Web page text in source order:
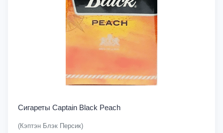
Сигареты Captain Black Peach
(Кэптэн Блэк Персик)